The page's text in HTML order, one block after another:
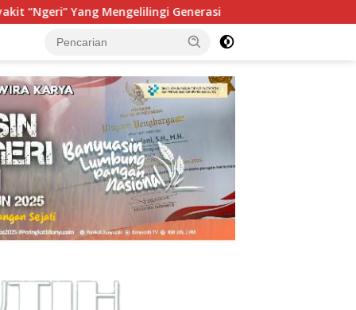
Generasi Menteri Kehutanan Resmikan Pusat